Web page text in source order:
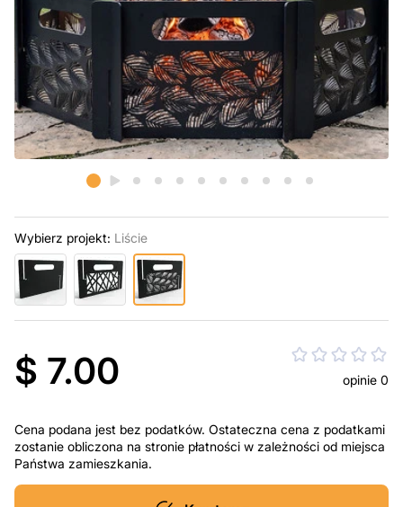
Wybierz projekt: Liście
$ 7.00 opinie 0
Cena podana jest bez podatków. Ostateczna cena z podatkami
zostanie obliczona na stronie płatności w zależności od miejsca
Państwa zamieszkania.